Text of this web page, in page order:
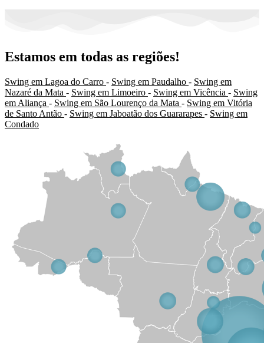
Estamos em todas as regiões!
Swing em Lagoa do Carro - Swing em Paudalho - Swing em
Nazaré da Mata - Swing em Limoeiro - Swing em Vicência - Swing
em Aliança - Swing em São Lourenço da Mata - Swing em Vitória
de Santo Antão - Swing em Jaboatão dos Guararapes - Swing em
Condado